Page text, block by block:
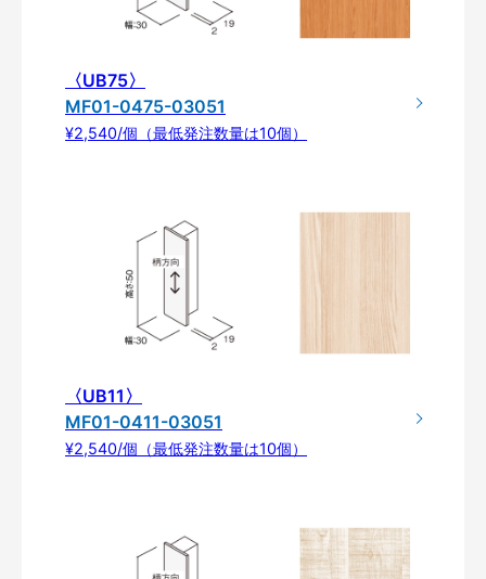
〈UB75〉
MF01-0475-03051
¥2,540/個（最低発注数量は10個）
〈UB11〉
MF01-0411-03051
¥2,540/個（最低発注数量は10個）